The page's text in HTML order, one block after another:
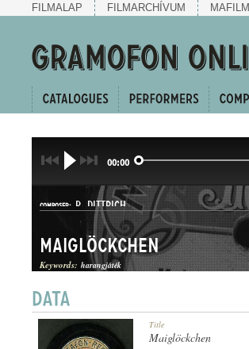
FILMALAP FILMARCHÍVUM MAFILM
00:00
COMPOSER: P. DITTRICH
POLKA
Maiglöckchen
Keywords: harangjáték
Title
Maiglöckchen